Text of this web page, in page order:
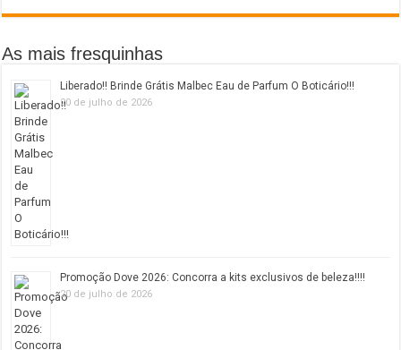
As mais fresquinhas
Liberado!! Brinde Grátis Malbec Eau de Parfum O Boticário!!!
20 de julho de 2026
Promoção Dove 2026: Concorra a kits exclusivos de beleza!!!!
20 de julho de 2026